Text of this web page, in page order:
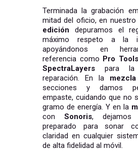
Terminada la grabación
mitad del oficio, en nuestro
edición depuramos el
máximo respeto a la
apoyándonos en
referencia como Pro Tools
SpectraLayers para la
reparación. En la mezcla
secciones y damos
empaste, cuidando que no
gramo de energía. Y en la
con Sonoris, dejamos
preparado para sonar
claridad en cualquier
de alta fidelidad al móvil.